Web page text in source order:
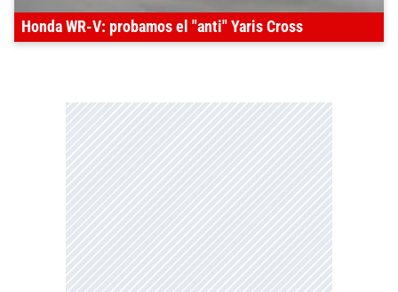
Honda WR-V: probamos el "anti" Yaris Cross